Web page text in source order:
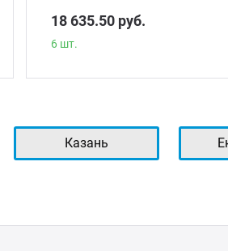
18 635.50 руб.
6 шт.
Казань